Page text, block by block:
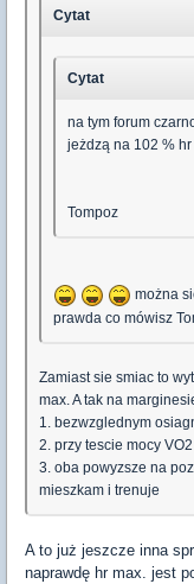
Cytat
Cytat
na tym forum
jeżdzą na 102 % hr
Tompoz
można
prawda co mówisz
Zamiast sie smiac to
max. A tak na
1. bezwzglednym
2. przy tescie mocy
3. oba powyzsze na
mieszkam i trenuje
A to już jeszcze inna
naprawdę hr max. jest